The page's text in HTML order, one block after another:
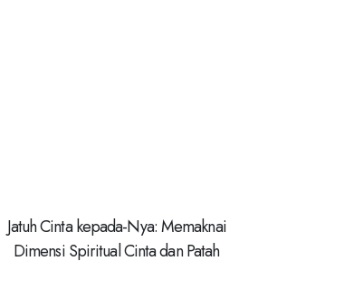
Jatuh Cinta kepada-Nya: Memaknai
Dimensi Spiritual Cinta dan Patah